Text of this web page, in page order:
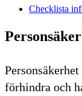
Checklista
förhindra och